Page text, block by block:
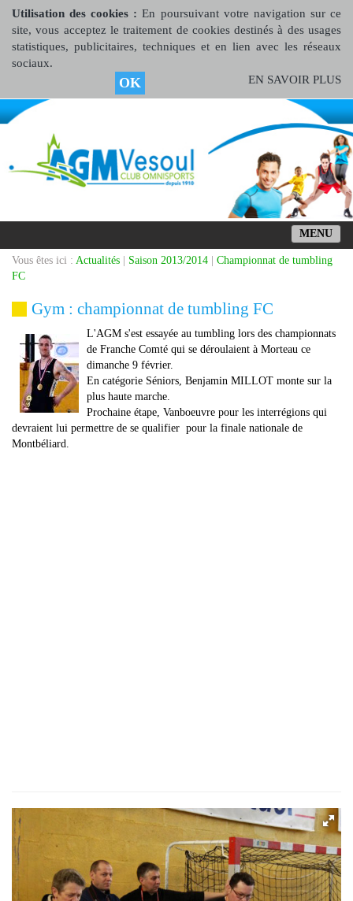
Utilisation des cookies :En poursuivant votre navigation sur ce
site, vous acceptez le traitement de cookies destinés à des usages
statistiques, publicitaires, techniques et en lien avec les réseaux
sociaux.
OK EN SAVOIR PLUS
MENU
Vous êtes ici : Actualités Saison 2013/2014
Championnat de tumbling
FC
Gym : championnat de tumbling FC
L'AGM s'est essayée au tumbling lors des championnats
de Franche Comté qui se déroulaient à Morteau ce
dimanche 9 février.
En catégorie Séniors, Benjamin MILLOT monte sur la
plus haute marche.
Prochaine étape, Vanboeuvre pour les interrégions qui
devraient lui permettre de se qualifier pour la finale nationale de
Montbéliard.